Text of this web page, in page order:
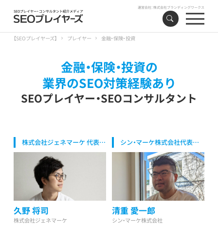
SEOプレイヤー・コンサルタント紹介メディア
運営会社： 株式会社ブランディングワークス
【SEOプレイヤーズ】 プレイヤー 金融・保険・投資
金融・保険・投資の
業界のSEO対策経験あり
SEOプレイヤー・SEOコンサルタント
株式会社ジェネマーケ 代表取
締役
久野 将司
株式会社ジェネマーケ
シン・マーケ株式会社代表取
締役/代表マーケター
清重 愛一郎
シン・マーケ株式会社